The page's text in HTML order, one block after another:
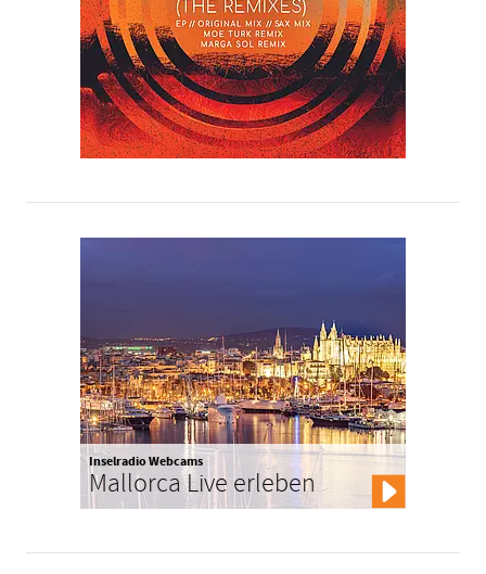
Inselradio Webcams
Mallorca Live erleben